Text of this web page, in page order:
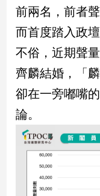
病
毒
專
南
灣
觀
點
前兩名，前者
而首度踏入政
不俗，近期聲
齊麟結婚，「
卻在一旁嘟嘴
論。